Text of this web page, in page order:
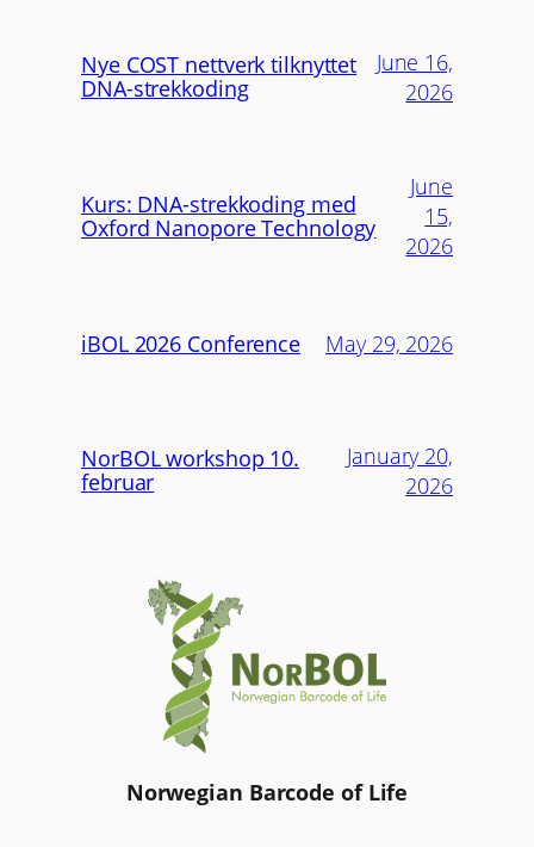
Nye COST nettverk tilknyttet
DNA-strekkoding
June 16,
2026
Kurs: DNA-strekkoding med
Oxford Nanopore Technology
June
15,
2026
iBOL 2026 Conference May 29, 2026
NorBOL workshop 10.
februar
January 20,
2026
Norwegian Barcode of Life